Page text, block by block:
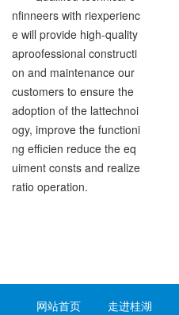
nfinneers with riexperienc
e will provide high-quality
aproofessional constructi
on and maintenance our
customers to ensure the
adoption of the lattechnoi
ogy, improve the functioni
ng efficien reduce the eq
uiment consts and realize
ratio operation.
网站首页 走进桂湖